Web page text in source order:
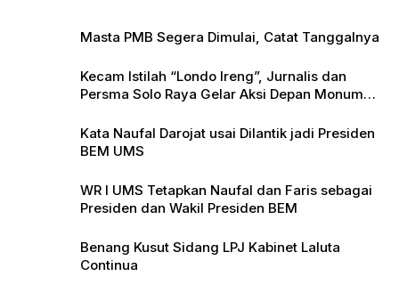
Masta PMB Segera Dimulai, Catat Tanggalnya
Kecam Istilah “Londo Ireng”, Jurnalis dan
Persma Solo Raya Gelar Aksi Depan Monumen
Kata Naufal Darojat usai Dilantik jadi Presiden
BEM UMS
WR I UMS Tetapkan Naufal dan Faris sebagai
Presiden dan Wakil Presiden BEM
Benang Kusut Sidang LPJ Kabinet Laluta
Continua